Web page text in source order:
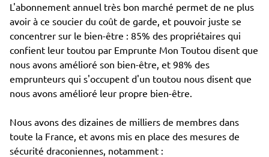
L'abonnement annuel très bon marché permet de ne plus
avoir à ce soucier du coût de garde, et pouvoir juste se
concentrer sur le bien-être : 85% des propriétaires qui
confient leur toutou par Emprunte Mon Toutou disent que
nous avons amélioré son bien-être, et 98% des
emprunteurs qui s'occupent d'un toutou nous disent que
nous avons amélioré leur propre bien-être.
Nous avons des dizaines de milliers de membres dans
toute la France, et avons mis en place des mesures de
sécurité draconiennes, notamment :